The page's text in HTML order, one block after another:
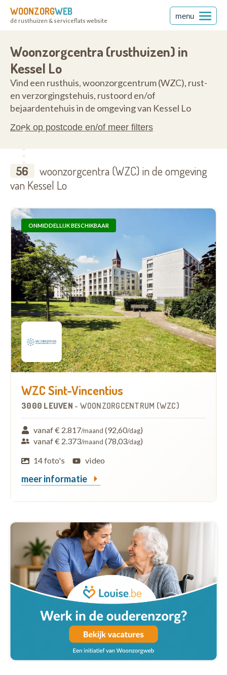
WOONZORGWEB
dé rusthuizen & serviceflats website
menu
Woonzorgcentra (rusthuizen) in
Kessel Lo
Vind een rusthuis, woonzorgcentrum (WZC), rust-
en verzorgingstehuis, rustoord en/of
bejaardentehuis in de omgeving van Kessel Lo
Zoek op postcode en/of meer filters
56
woonzorgcentra (WZC) in de omgeving
van Kessel Lo
ONMIDDELLIJK BESCHIKBAAR
WZC Sint-Vincentius
3000 LEUVEN - WOONZORGCENTRUM (WZC)
vanaf € 2.817/maand (92,60/dag)
vanaf € 2.373/maand (78,03/dag)
14 foto's
video
meer informatie